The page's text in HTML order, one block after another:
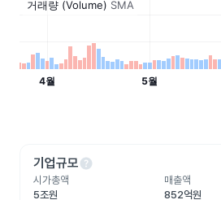
기업규모help
시가총액
5조원
매출액
852억원